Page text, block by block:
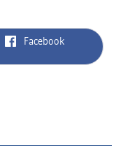
label.aria.facebook
Facebook